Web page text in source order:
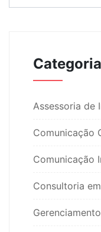
Assessoria de
Comunicação
Comunicação
Consultoria